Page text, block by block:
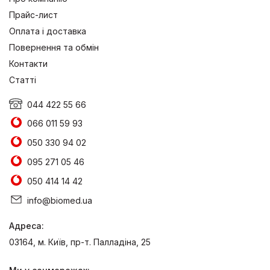
Прайс-лист
Оплата і доставка
Повернення та обмін
Контакти
Статті
044 422 55 66
066 011 59 93
050 330 94 02
095 271 05 46
050 414 14 42
info@biomed.ua
Адреса:
03164, м. Київ, пр-т. Палладіна, 25